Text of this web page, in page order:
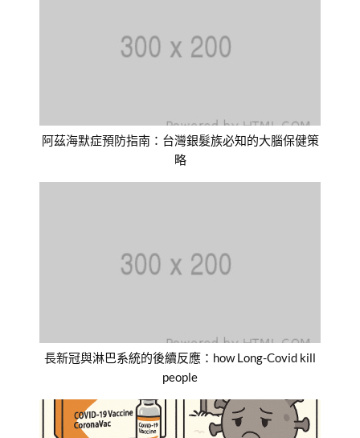
阿茲海默症預防指南：台灣銀髮族必知的大腦保健策
略
長新冠與淋巴系統的後續反應：how Long-Covid kill
people